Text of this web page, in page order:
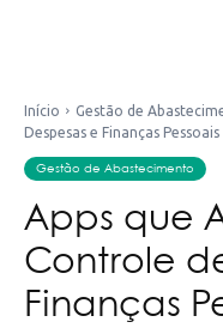
Início Gestão de
Despesas e Finanças Pessoais
Gestão de Abastecimento
Apps que
Controle
Finanças